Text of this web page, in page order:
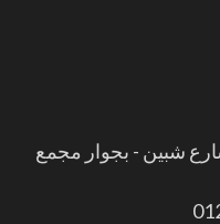
شبين - بجوار مجمع